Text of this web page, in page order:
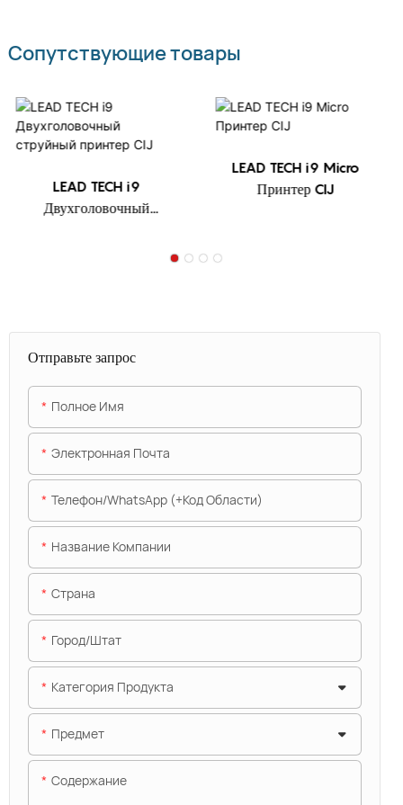
Сопутствующие товары
LEAD TECH i9
Двухголовочный
LEAD TECH i9 Micro
Принтер CIJ
Отправьте запрос
Полное Имя
Электронная Почта
Телефон/WhatsApp (+код Области)
Название Компании
Страна
Город/штат
Категория Продукта
Предмет
Содержание